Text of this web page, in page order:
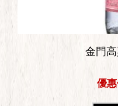
金門
優